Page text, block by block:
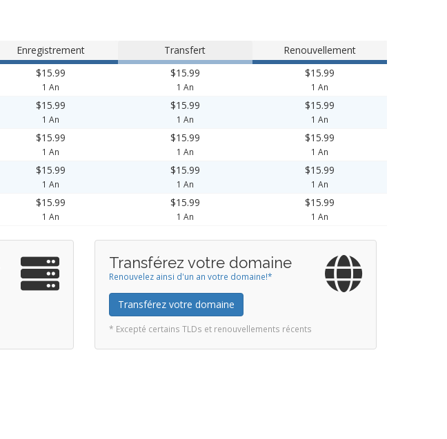
Enregistrement Transfert Renouvellement
$15.99
1 An
$15.99
1 An
$15.99
1 An
$15.99
1 An
$15.99
1 An
$15.99
1 An
$15.99
1 An
$15.99
1 An
$15.99
1 An
$15.99
1 An
$15.99
1 An
$15.99
1 An
$15.99
1 An
$15.99
1 An
$15.99
1 An
Transférez votre domaine
Renouvelez ainsi d'un an votre domaine!*
Transférez votre domaine
* Excepté certains TLDs et renouvellements récents